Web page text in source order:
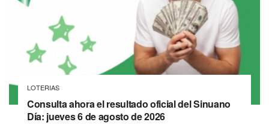
LOTERIAS
Consulta ahora el resultado oficial del Sinuano
Día: jueves 6 de agosto de 2026